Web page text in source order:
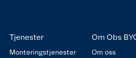
Tjenester
Monteringstjenester
Om Obs
Om oss